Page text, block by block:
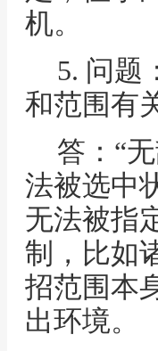
机。
5. 问题
和范围有
答：“
法被选中
无法被指
制，比如
招范围本
出环境。